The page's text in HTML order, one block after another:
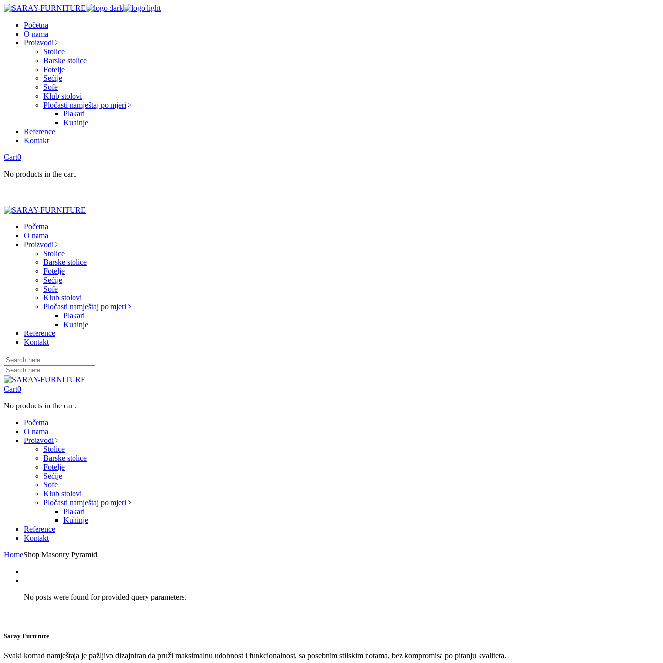
Skip
content
Početna
O nama
Proizvodi
Stolice
Barske stolice
Fotelje
Sećije
Sofe
Klub stolovi
Pločasti namještaj po mjeri
Plakari
Kuhinje
Reference
Kontakt
Cart0
No products in the cart.
Početna
O nama
Proizvodi
Stolice
Barske stolice
Fotelje
Sećije
Sofe
Klub stolovi
Pločasti namještaj po mjeri
Plakari
Kuhinje
Reference
Kontakt
Cart0
No products in the cart.
Početna
O nama
Proizvodi
Stolice
Barske stolice
Fotelje
Sećije
Sofe
Klub stolovi
Pločasti namještaj po mjeri
Plakari
Kuhinje
Reference
Kontakt
HomeShop Masonry Pyramid
No posts were found for provided query parameters.
Saray Furniture
Svaki komad namještaja je pažljivo dizajniran da pruži maksimalnu udobnost i funkcionalnost, sa posebnim stilskim notama, bez kompromisa po pitanju kvaliteta.